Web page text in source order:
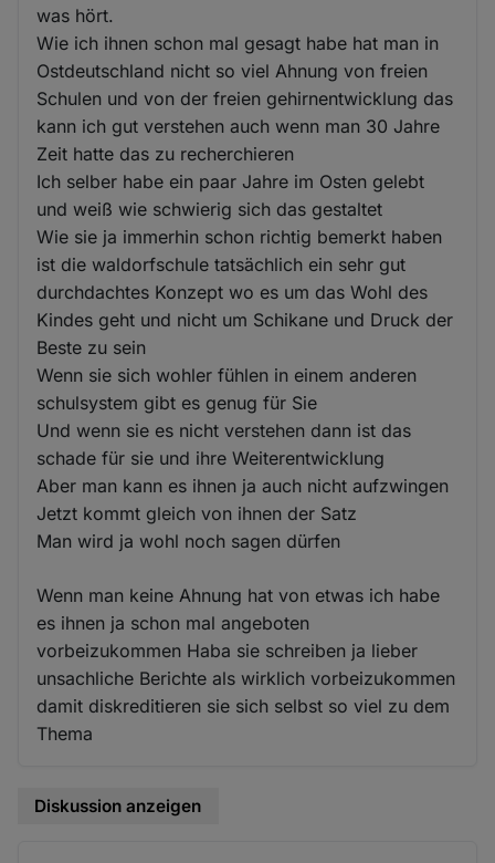
was hört.
Wie ich ihnen schon mal gesagt habe hat man in
Ostdeutschland nicht so viel Ahnung von freien
Schulen und von der freien gehirnentwicklung das
kann ich gut verstehen auch wenn man 30 Jahre
Zeit hatte das zu recherchieren
Ich selber habe ein paar Jahre im Osten gelebt
und weiß wie schwierig sich das gestaltet
Wie sie ja immerhin schon richtig bemerkt haben
ist die waldorfschule tatsächlich ein sehr gut
durchdachtes Konzept wo es um das Wohl des
Kindes geht und nicht um Schikane und Druck der
Beste zu sein
Wenn sie sich wohler fühlen in einem anderen
schulsystem gibt es genug für Sie
Und wenn sie es nicht verstehen dann ist das
schade für sie und ihre Weiterentwicklung
Aber man kann es ihnen ja auch nicht aufzwingen
Jetzt kommt gleich von ihnen der Satz
Man wird ja wohl noch sagen dürfen
Wenn man keine Ahnung hat von etwas ich habe
es ihnen ja schon mal angeboten
vorbeizukommen Haba sie schreiben ja lieber
unsachliche Berichte als wirklich vorbeizukommen
damit diskreditieren sie sich selbst so viel zu dem
Thema
Diskussion anzeigen